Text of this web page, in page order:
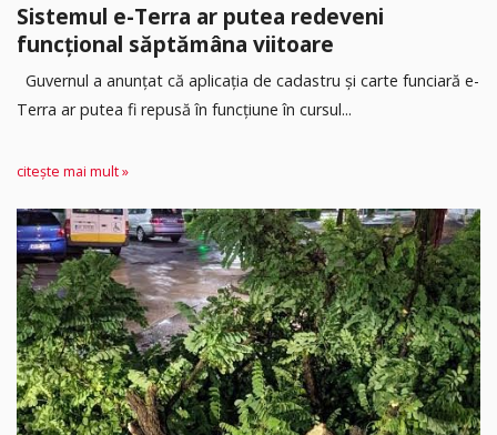
Sistemul e-Terra ar putea redeveni
funcțional săptămâna viitoare
Guvernul a anunțat că aplicația de cadastru și carte funciară e-
Terra ar putea fi repusă în funcțiune în cursul...
citește mai mult »